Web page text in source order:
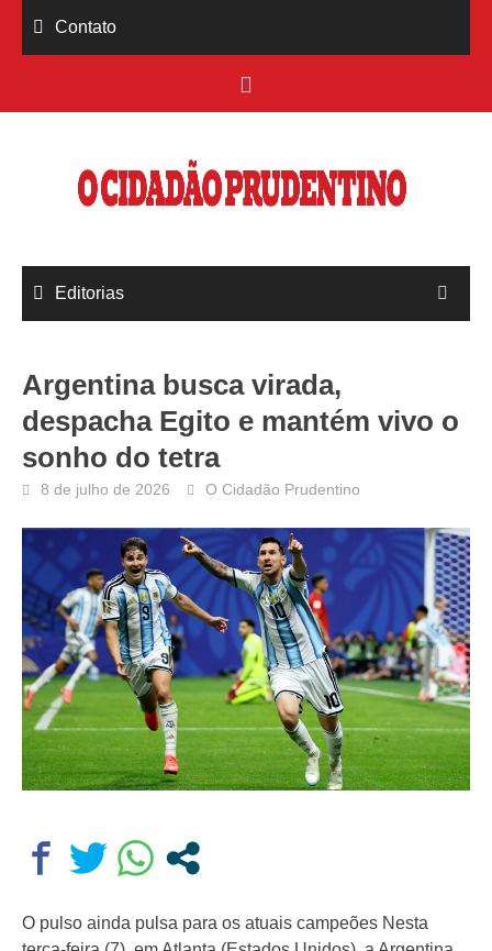
Contato
Editorias
Argentina busca virada,
despacha Egito e mantém vivo o
sonho do tetra
8 de julho de 2026 O Cidadão Prudentino
O pulso ainda pulsa para os atuais campeões Nesta